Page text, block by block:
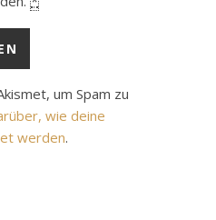
um Spam zu
wie deine
werden.